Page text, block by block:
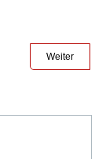
Weiter